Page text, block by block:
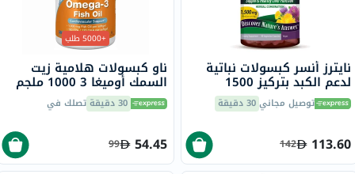
نايترز أنسر كبسولات نباتية
لدعم الكبد بتركيز 1500
ملجمم مع سيليمارين حزمة
من 90 كبسولة توصيل مجاني30 دقيقة
113.60
142
+5000 طلب
ناو كبسولات هلامية زيت
السمك أوميغا 3 1000 ملجم
180 EPA / 120 DHA حزمة من
100 30 دقيقة تصلك في
54.45
99